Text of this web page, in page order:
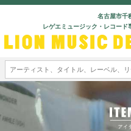
名古屋市千
レゲエミュージック・レコード